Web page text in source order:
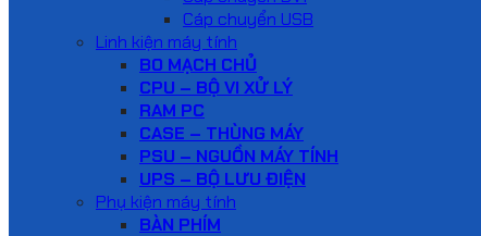
Cáp chuyển USB
Linh kiện máy tính
BO MẠCH CHỦ
CPU – BỘ VI XỬ LÝ
RAM PC
CASE – THÙNG MÁY
PSU – NGUỒN MÁY TÍNH
UPS – BỘ LƯU ĐIỆN
Phụ kiện máy tính
BÀN PHÍM